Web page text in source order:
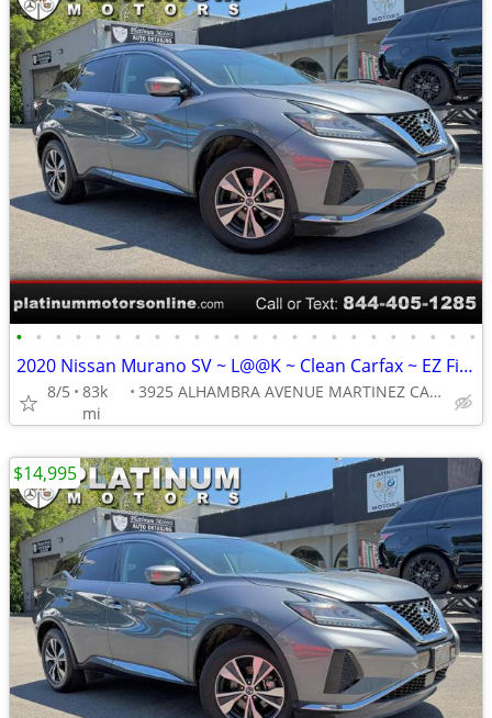
• • • • • • • • • • • • • • • • • • • • • • • •
2020 Nissan Murano SV ~ L@@K ~ Clean Carfax ~ EZ Finance ~ Call Now !
8/5
83k
mi
3925 ALHAMBRA AVENUE MARTINEZ CA 94553
$14,995